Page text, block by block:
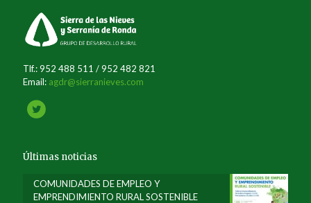
Tlf.: 952 488 511 / 952 482 821
Email: agdr@sierranieves.com
Últimas noticias
COMUNIDADES DE EMPLEO Y
EMPRENDIMIENTO RURAL SOSTENIBLE